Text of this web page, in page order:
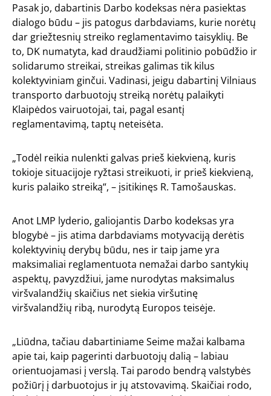
Pasak jo, dabartinis Darbo kodeksas nėra pasiektas
dialogo būdu – jis patogus darbdaviams, kurie norėtų
dar griežtesnių streiko reglamentavimo taisyklių. Be
to, DK numatyta, kad draudžiami politinio pobūdžio ir
solidarumo streikai, streikas galimas tik kilus
kolektyviniam ginčui. Vadinasi, jeigu dabartinį Vilniaus
transporto darbuotojų streiką norėtų palaikyti
Klaipėdos vairuotojai, tai, pagal esantį
reglamentavimą, taptų neteisėta.
„Todėl reikia nulenkti galvas prieš kiekvieną, kuris
tokioje situacijoje ryžtasi streikuoti, ir prieš kiekvieną,
kuris palaiko streiką“, – įsitikinęs R. Tamošauskas.
Anot LMP lyderio, galiojantis Darbo kodeksas yra
blogybė – jis atima darbdaviams motyvaciją derėtis
kolektyvinių derybų būdu, nes ir taip jame yra
maksimaliai reglamentuota nemažai darbo santykių
aspektų, pavyzdžiui, jame nurodytas maksimalus
viršvalandžių skaičius net siekia viršutinę
viršvalandžių ribą, nurodytą Europos teisėje.
„Liūdna, tačiau dabartiniame Seime mažai kalbama
apie tai, kaip pagerinti darbuotojų dalią – labiau
orientuojamasi į verslą. Tai parodo bendrą valstybės
požiūrį į darbuotojus ir jų atstovavimą. Skaičiai rodo,